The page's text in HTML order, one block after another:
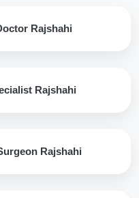
Rajshahi
Rajshahi
Rajshahi